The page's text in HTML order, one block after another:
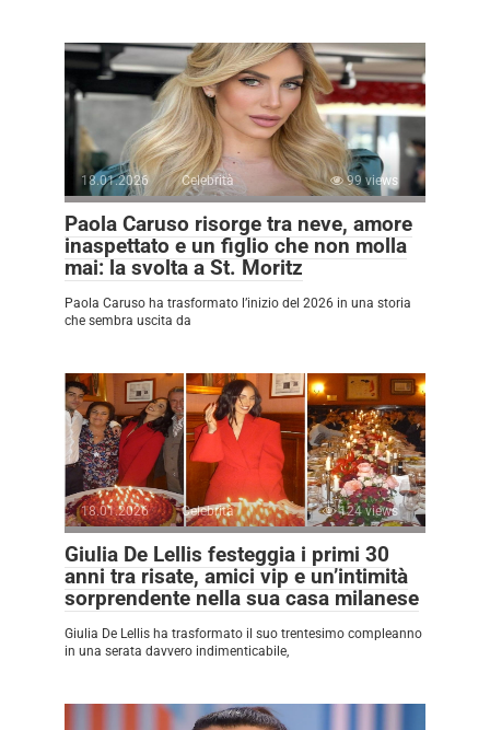
18.01.2026 Celebrità 99 views
Paola Caruso risorge tra neve, amore
inaspettato e un figlio che non molla
mai: la svolta a St. Moritz
Paola Caruso ha trasformato l’inizio del 2026 in una storia
che sembra uscita da
18.01.2026 Celebrità 124 views
Giulia De Lellis festeggia i primi 30
anni tra risate, amici vip e un’intimità
sorprendente nella sua casa milanese
Giulia De Lellis ha trasformato il suo trentesimo compleanno
in una serata davvero indimenticabile,